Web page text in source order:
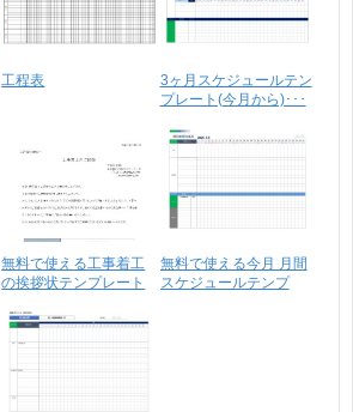
工程表
3ヶ月スケジュールテン
プレート(今月から)･･･
無料で使える工事着工
の挨拶状テンプレート
無料で使える今月 月間
スケジュールテンプ